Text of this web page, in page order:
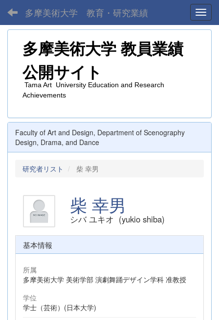
多摩美術大学 教育・研究業績
多摩美術大学 教員業績
公開サイト
Tama Art University Education and Research
Achievements
Faculty of Art and Design, Department of Scenography
Design, Drama, and Dance
研究者リスト 柴 幸男
柴 幸男
シバ ユキオ (yukio shiba)
基本情報
所属
多摩美術大学 美術学部 演劇舞踊デザイン学科 准教授
学位
学士（芸術）(日本大学)